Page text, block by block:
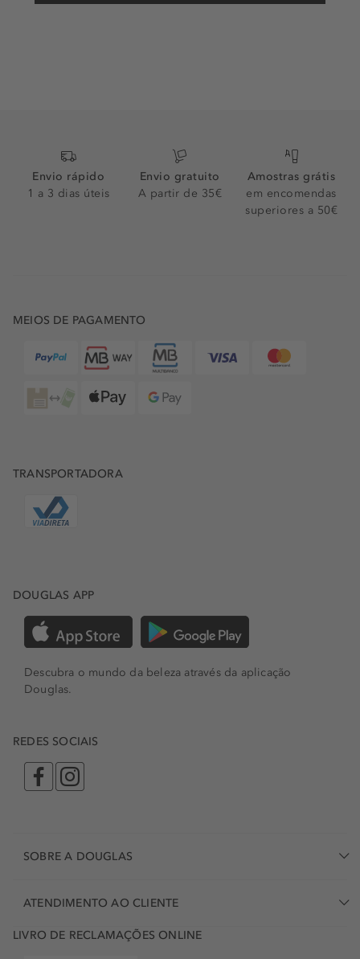
Envio rápido
1 a 3 dias úteis
Envio gratuito
A partir de 35€
Amostras grátis
em encomendas
superiores a 50€
MEIOS DE PAGAMENTO
TRANSPORTADORA
DOUGLAS APP
Descubra o mundo da beleza através da aplicação
Douglas.
REDES SOCIAIS
SOBRE A DOUGLAS
ATENDIMENTO AO CLIENTE
LIVRO DE RECLAMAÇÕES ONLINE